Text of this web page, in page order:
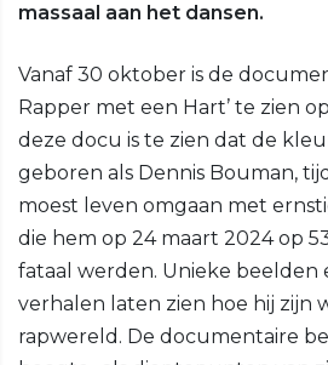
massaal aan het dansen.
Vanaf 30 oktober is de
Rapper met een Hart’ te zien op
deze docu is te zien dat de
geboren als Dennis Bouman,
moest leven omgaan met
die hem op 24 maart 2024 op
fataal werden. Unieke beelden
verhalen laten zien hoe hij zijn
rapwereld. De documentaire